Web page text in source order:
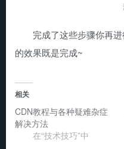
完成了这些步骤你再
的效果既是完成~
相关
CDN教程与各种疑难杂症
解决方法
在“技术技巧”中